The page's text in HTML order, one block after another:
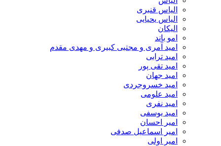
الیاس قنبرى
الیاس یحیایی
الیکان
امو باند
امید آمری و مجتبی کبیری و مهدى مقدم
امید ترابی
امید تقی پور
امید جهان
امید خسروجردی
امید علومی
امید نفری
امید یوسفی
امیر احسان
امیر اسماعیل صدفی
امیر اولی